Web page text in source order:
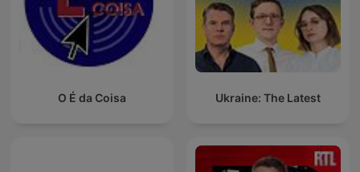
O É da Coisa Ukraine: The Latest